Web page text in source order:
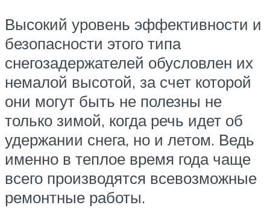
Высокий уровень эффективности и
безопасности этого типа
снегозадержателей обусловлен их
немалой высотой, за счет которой
они могут быть не полезны не
только зимой, когда речь идет об
удержании снега, но и летом. Ведь
именно в теплое время года чаще
всего производятся всевозможные
ремонтные работы.